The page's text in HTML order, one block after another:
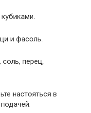
и фасоль.
перец,
настояться в